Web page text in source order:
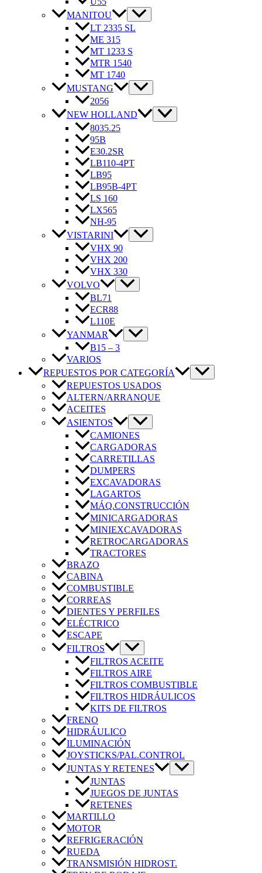
MANITOU
LT 2335 SL
ME 315
MT 1233 S
MTR 1540
MT 1740
MUSTANG
2056
NEW HOLLAND
8035.25
95B
E30.2SR
LB110-4PT
LB95
LB95B-4PT
LS 160
LX565
NH-95
VISTARINI
VHX 90
VHX 200
VHX 330
VOLVO
BL71
ECR88
L110E
YANMAR
B15 – 3
VARIOS
REPUESTOS POR CATEGORÍA
REPUESTOS USADOS
ALTERN/ARRANQUE
ACEITES
ASIENTOS
CAMIONES
CARGADORAS
CARRETILLAS
DUMPERS
EXCAVADORAS
LAGARTOS
MÁQ.CONSTRUCCIÓN
MINICARGADORAS
MINIEXCAVADORAS
RETROCARGADORAS
TRACTORES
BRAZO
CABINA
COMBUSTIBLE
CORREAS
DIENTES Y PERFILES
ELÉCTRICO
ESCAPE
FILTROS
FILTROS ACEITE
FILTROS AIRE
FILTROS COMBUSTIBLE
FILTROS HIDRÁULICOS
KITS DE FILTROS
FRENO
HIDRÁULICO
ILUMINACIÓN
JOYSTICKS/PAL.CONTROL
JUNTAS Y RETENES
JUNTAS
JUEGOS DE JUNTAS
RETENES
MARTILLO
MOTOR
REFRIGERACIÓN
RUEDA
TRANSMISIÓN HIDROST.